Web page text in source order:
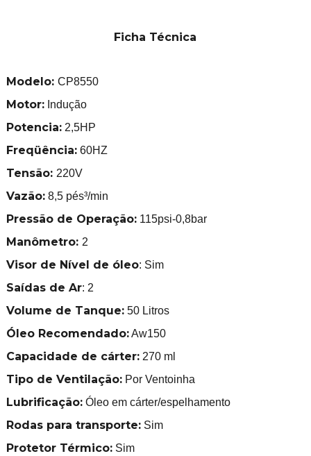
Ficha Técnica
Modelo: CP8550
Motor:Indução
Potencia:2,5HP
Freqüência:60HZ
Tensão: 220V
Vazão:8,5 pés³/min
Pressão de Operação:115psi-0,8bar
Manômetro: 2
Visor de Nível de óleo: Sim
Saídas de Ar: 2
Volume de Tanque:50 Litros
Óleo Recomendado:Aw150
Capacidade de cárter:270 ml
Tipo de Ventilação:Por Ventoinha
Lubrificação:Óleo em cárter/espelhamento
Rodas para transporte:Sim
Protetor Térmico:Sim